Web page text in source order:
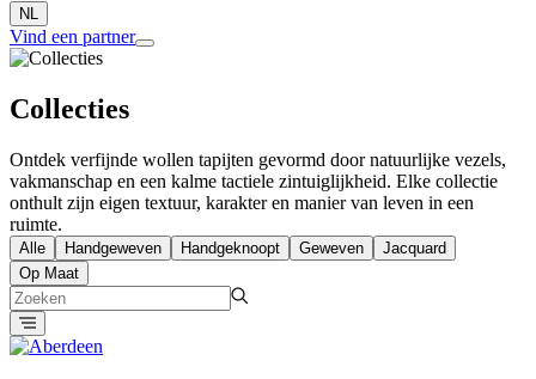
NL
Vind een partner
Collecties
Ontdek verfijnde wollen tapijten gevormd door natuurlijke vezels,
vakmanschap en een kalme tactiele zintuiglijkheid. Elke collectie
onthult zijn eigen textuur, karakter en manier van leven in een
ruimte.
Alle Handgeweven Handgeknoopt Geweven
Jacquard
Op Maat